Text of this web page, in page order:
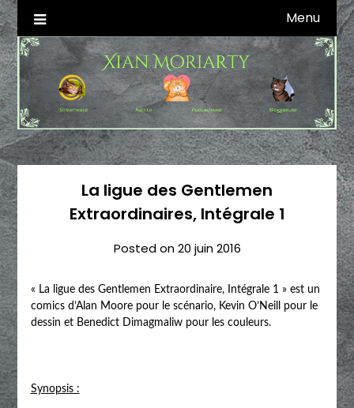
Skip
to
content
Xian Moriarty
Autrice SFFF & Blogueuse & Streameuse Menu
La ligue des Gentlemen
Extraordinaires, Intégrale 1
Posted on20 juin 2016
« La ligue des Gentlemen Extraordinaire, Intégrale 1 » est un
comics d’Alan Moore pour le scénario, Kevin O’Neill pour le
dessin et Benedict Dimagmaliw pour les couleurs.
Synopsis :